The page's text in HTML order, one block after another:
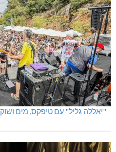
"יאללה גליל" עם טיפקס, מים ושוק